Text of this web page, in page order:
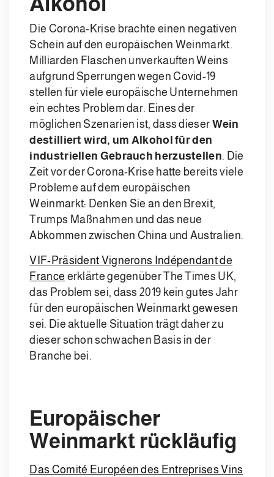
Die Corona-Krise brachte einen negativen
Schein auf den europäischen Weinmarkt.
Milliarden Flaschen unverkauften Weins
aufgrund Sperrungen wegen Covid-19
stellen für viele europäische Unternehmen
ein echtes Problem dar. Eines der
möglichen Szenarien ist, dass dieser Wein
destilliert wird, um Alkohol für den
industriellen Gebrauch herzustellen. Die
Zeit vor der Corona-Krise hatte bereits viele
Probleme auf dem europäischen
Weinmarkt: Denken Sie an den Brexit,
Trumps Maßnahmen und das neue
Abkommen zwischen China und Australien.
VIF-Präsident Vignerons Indépendant de
France erklärte gegenüber The Times UK,
das Problem sei, dass 2019 kein gutes Jahr
für den europäischen Weinmarkt gewesen
sei. Die aktuelle Situation trägt daher zu
dieser schon schwachen Basis in der
Branche bei.
Europäischer
Weinmarkt rückläufig
Das Comité Européen des Entreprises Vins